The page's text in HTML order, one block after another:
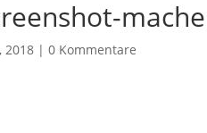
2018 |0 Kommentare